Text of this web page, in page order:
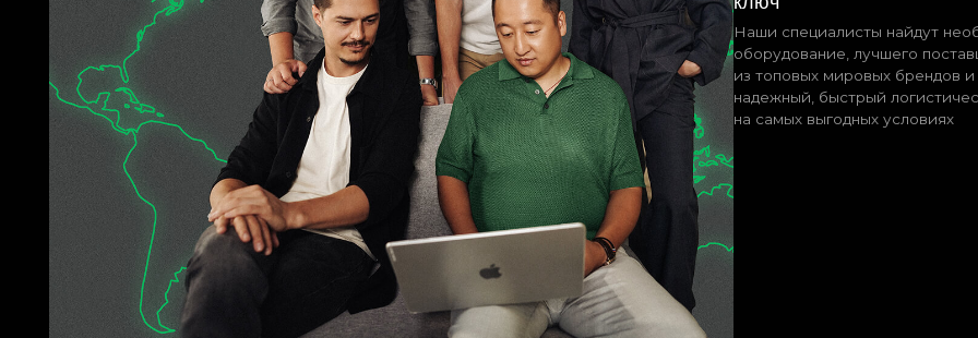
Наши преимущества
Заключая партнерские отношения с нашей компанией, вы попадаете в руки специалистов
с профильным образованием и опытом работы в горнодобывающей отрасли.